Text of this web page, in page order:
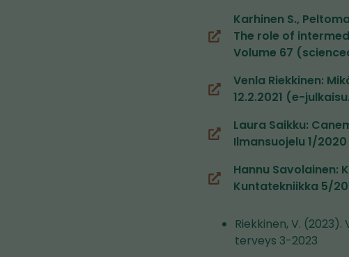
palveluun)
Karhinen S.,
The role of
Volume 67
(siirryt
toiseen
palveluun)
Venla Riekkinen:
12.2.2021 (e-
(siirryt
palveluun)
Laura Saikku:
Ilmansuojelu 1/
(siirryt
palveluun)
Hannu Savolainen:
Kuntatekniikka 5/
(siirryt
palveluun)
Riekkinen, V.
terveys 3-2023